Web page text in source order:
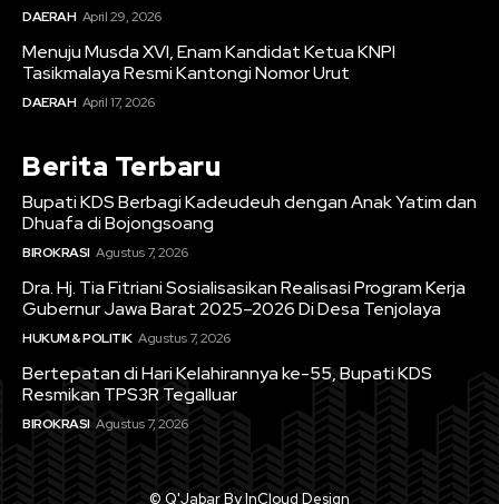
DAERAH April 29, 2026
Menuju Musda XVI, Enam Kandidat Ketua KNPI
Tasikmalaya Resmi Kantongi Nomor Urut
DAERAH April 17, 2026
Berita Terbaru
Bupati KDS Berbagi Kadeudeuh dengan Anak Yatim dan
Dhuafa di Bojongsoang
BIROKRASI Agustus 7, 2026
Dra. Hj. Tia Fitriani Sosialisasikan Realisasi Program Kerja
Gubernur Jawa Barat 2025–2026 Di Desa Tenjolaya
HUKUM & POLITIK Agustus 7, 2026
Bertepatan di Hari Kelahirannya ke-55, Bupati KDS
Resmikan TPS3R Tegalluar
BIROKRASI Agustus 7, 2026
© Q'Jabar By InCloud Design